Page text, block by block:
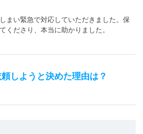
まい緊急で対応していただきました。保
くださり、本当に助かりました。
しようと決めた理由は？